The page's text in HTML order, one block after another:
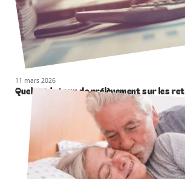
11 mars 2026
Quel est le taux de prélèvement sur les